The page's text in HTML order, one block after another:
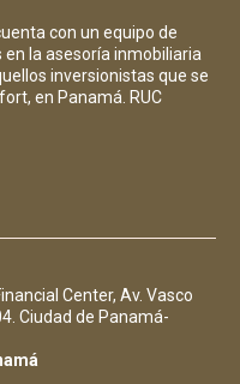
con un equipo de
la asesoría inmobiliaria
inversionistas que se
en Panamá. RUC
Center, Av. Vasco
Ciudad de Panamá-